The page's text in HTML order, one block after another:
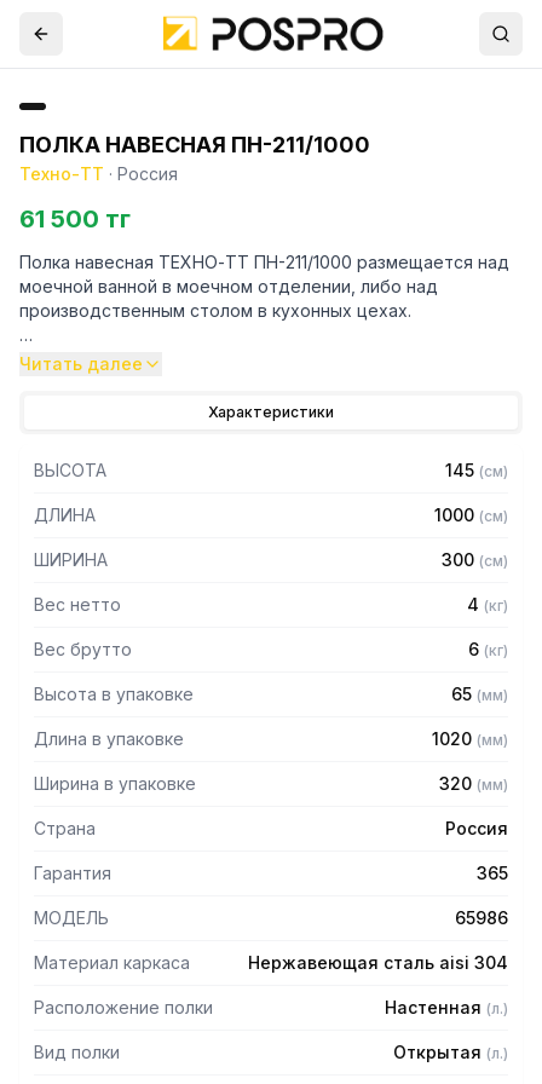
ПОЛКА НАВЕСНАЯ ПН-211/1000
Техно-ТТ · Россия
61 500 тг
Полка навесная ТЕХНО-ТТ ПН-211/1000 размещается над
моечной ванной в моечном отделении, либо над
производственным столом в кухонных цехах.
Особенности:
— Полка поставляется в разобранном виде
Читать далее
Характеристики
ВЫСОТА 145 (см)
ДЛИНА 1000 (см)
ШИРИНА 300 (см)
Вес нетто 4 (кг)
Вес брутто 6 (кг)
Высота в упаковке 65 (мм)
Длина в упаковке 1020 (мм)
Ширина в упаковке 320 (мм)
Страна Россия
Гарантия 365
МОДЕЛЬ 65986
Материал каркаса Нержавеющая сталь aisi 304
Расположение полки Настенная (л.)
Вид полки Открытая (л.)